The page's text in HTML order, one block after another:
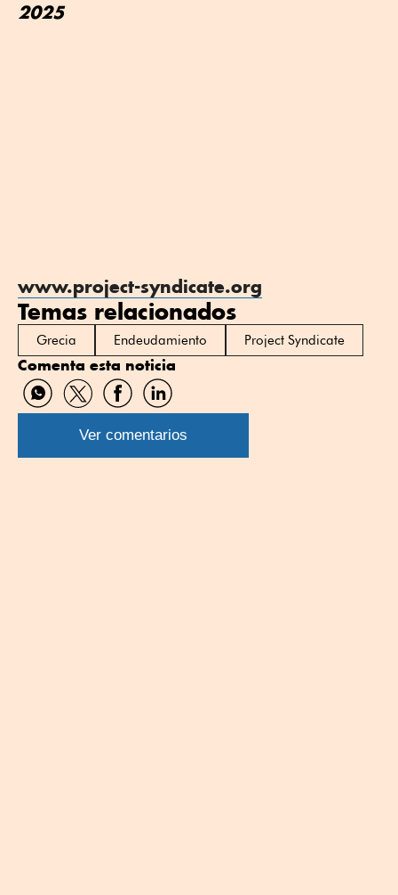
2025
www.project-syndicate.org
Temas relacionados
Grecia Endeudamiento Project Syndicate
Comenta esta noticia
Compartir
por
WhatsApp
Compartir
por
Twitter
Compartir
por
Facebook
Compartir
por
Linkedin
Ver comentarios